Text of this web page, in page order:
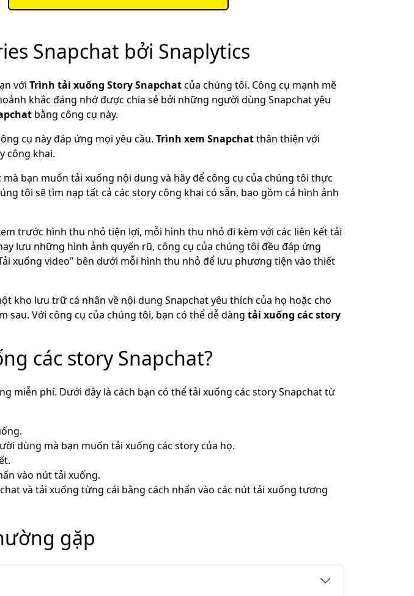
Snapchat bởi Snaplytics
với Trình tải xuống Story Snapchatcủa chúng tôi. Công cụ mạnh mẽ
khắc đáng nhớ được chia sẻ bởi những người dùng Snapchat yêu
bằng công cụ này.
cụ này đáp ứng mọi yêu cầu. Trình xem Snapchatthân thiện với
công khai.
bạn muốn tải xuống nội dung và hãy để công cụ của chúng tôi thực
tôi sẽ tìm nạp tất cả các story công khai có sẵn, bao gồm cả hình ảnh
trước hình thu nhỏ tiện lợi, mỗi hình thu nhỏ đi kèm với các liên kết tải
lưu những hình ảnh quyến rũ, công cụ của chúng tôi đều đáp ứng
xuống video" bên dưới mỗi hình thu nhỏ để lưu phương tiện vào thiết
kho lưu trữ cá nhân về nội dung Snapchat yêu thích của họ hoặc cho
sau. Với công cụ của chúng tôi, bạn có thể dễ dàng tải xuống các story
các story Snapchat?
miễn phí. Dưới đây là cách bạn có thể tải xuống các story Snapchat từ
dùng mà bạn muốn tải xuống các story của họ.
vào nút tải xuống.
và tải xuống từng cái bằng cách nhấn vào các nút tải xuống tương
gặp